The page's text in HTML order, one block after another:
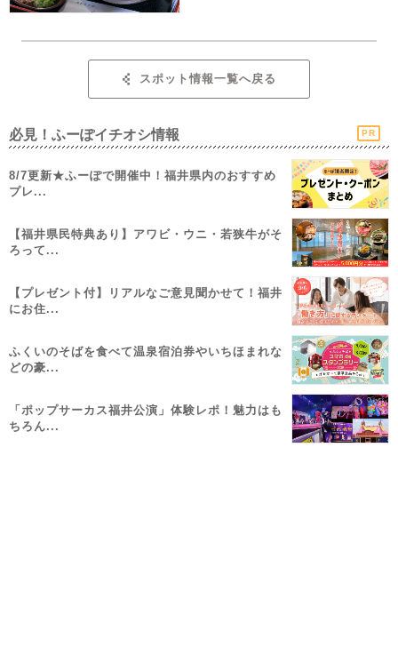
スポット情報一覧へ戻る
必見！ふーぽイチオシ情報 PR
8/7更新★ふーぽで開催中！福井県内のおすすめ
プレ...
【福井県民特典あり】アワビ・ウニ・若狭牛がそ
ろって...
【プレゼント付】リアルなご意見聞かせて！福井
にお住...
ふくいのそばを食べて温泉宿泊券やいちほまれな
どの豪...
「ポップサーカス福井公演」体験レポ！魅力はも
ちろん...